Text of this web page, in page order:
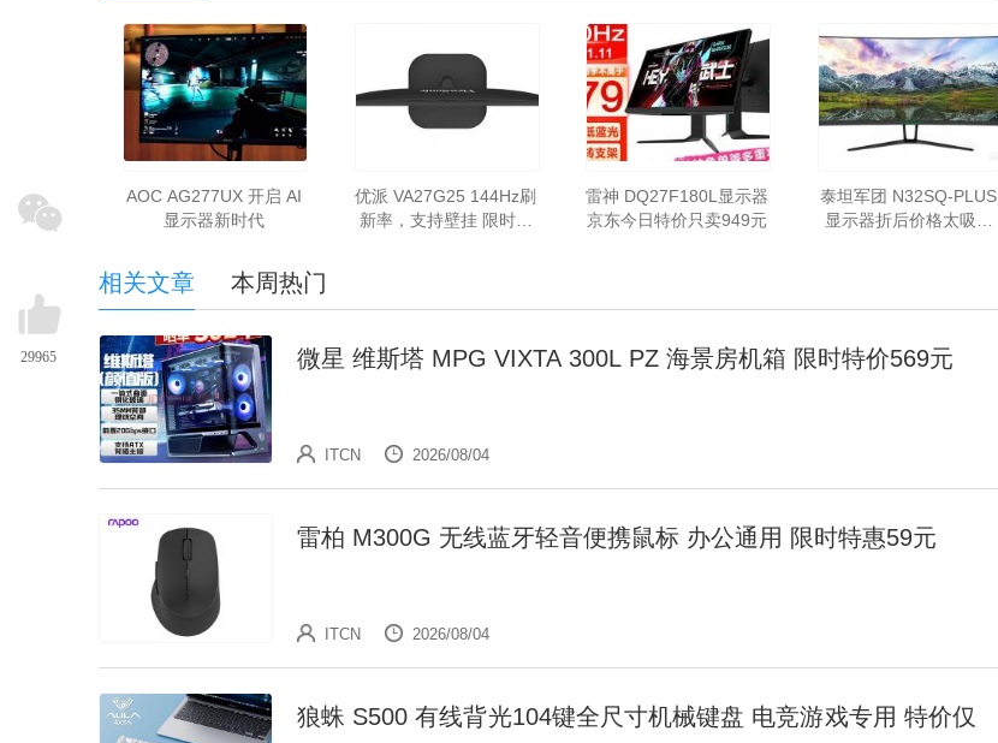
AOC AG277UX 开启 AI
显示器新时代
优派 VA27G25 144Hz刷
新率，支持壁挂 限时特
雷神 DQ27F180L显示器
京东今日特价只卖949元
泰坦军团 N32SQ-PLUS
显示器折后价格太吸引
相关文章 本周热门
微星 维斯塔 MPG VIXTA 300L PZ 海景房机箱 限时特价569元
ITCN 2026/08/04
雷柏 M300G 无线蓝牙轻音便携鼠标 办公通用 限时特惠59元
ITCN 2026/08/04
狼蛛 S500 有线背光104键全尺寸机械键盘 电竞游戏专用 特价仅
29965